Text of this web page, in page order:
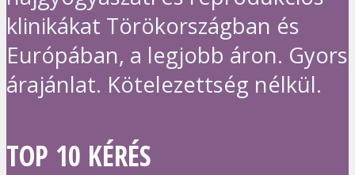
klinikákat Törökországban és
Európában, a legjobb áron. Gyors
árajánlat. Kötelezettség nélkül.
TOP 10 KÉRÉS